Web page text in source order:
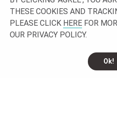
THESE COOKIES AND
PLEASE CLICK HERE FOR
OUR PRIVACY POLICY.
Ok!